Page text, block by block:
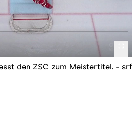
den ZSC zum Meistertitel. - srf